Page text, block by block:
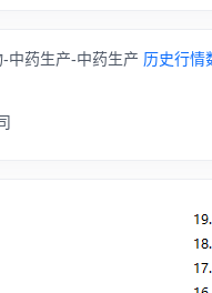
中药生产-中药生产 历史行情